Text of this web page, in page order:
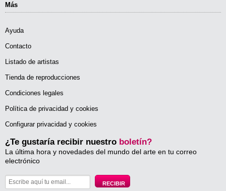
Más
Ayuda
Contacto
Listado de artistas
Tienda de reproducciones
Condiciones legales
Política de privacidad y cookies
Configurar privacidad y cookies
¿Te gustaría recibir nuestro boletín?
La última hora y novedades del mundo del arte en tu correo
electrónico